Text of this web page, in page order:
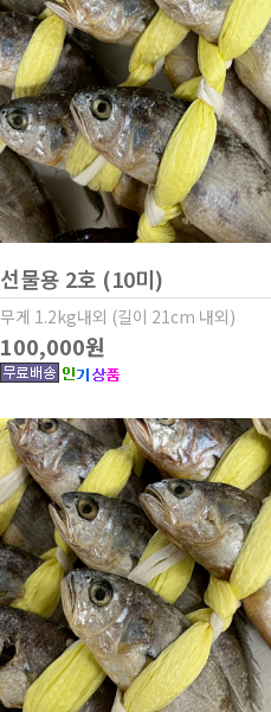
선물용 2호 (10미)
무게 1.2kg내외 (길이 21cm 내외)
100,000원